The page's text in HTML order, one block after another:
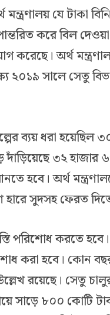
মন্ত্রণালয় যে টাকা
করে বিল
করেছে। অর্থ
২০১৯ সালে সেতু
ব্যয় ধরা হয়েছিল
দাঁড়িয়েছে ৩২
হবে। অর্থ
সুদসহ ফেরত
পরিশোধ করতে
করা হবে। কোন
রয়েছে। সেতু
সাড়ে ৮০০ কোটি